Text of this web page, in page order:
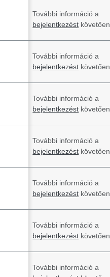
További információ a
bejelentkezést követően
További információ a
bejelentkezést követően
További információ a
bejelentkezést követően
További információ a
bejelentkezést követően
További információ a
bejelentkezést követően
További információ a
bejelentkezést követően
További információ a